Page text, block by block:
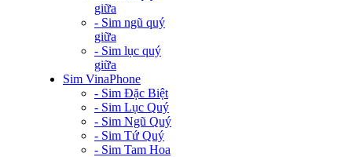
giữa
- Sim ngũ quý
giữa
- Sim lục quý
giữa
Sim VinaPhone
- Sim Đặc Biệt
- Sim Lục Quý
- Sim Ngũ Quý
- Sim Tứ Quý
- Sim Tam Hoa